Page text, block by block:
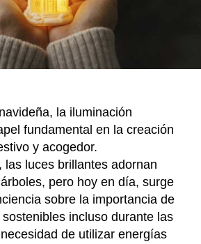
la iluminación
fundamental en la creación
y acogedor.
las luces brillantes adornan
pero hoy en día, surge
sobre la importancia de
incluso durante las
de utilizar energías